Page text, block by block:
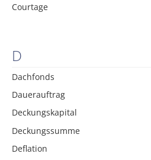
Courtage
D
Dachfonds
Dauerauftrag
Deckungskapital
Deckungssumme
Deflation